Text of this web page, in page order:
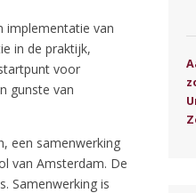
implementatie van
in de praktijk,
voor
gunste van
een samenwerking
van Amsterdam. De
Samenwerking is